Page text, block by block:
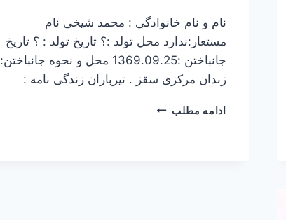
نام و نام خانوادگی : محمد شیخی نام
مستعار:ندارد محل تولد :؟ تاریخ تولد : ؟ تاریخ
جانباختن :1369.09.25 محل و نحوه جانباختن:
زندان مرکزی سقز . تیرباران زندگی نامه :
ادامه مطلب محمد